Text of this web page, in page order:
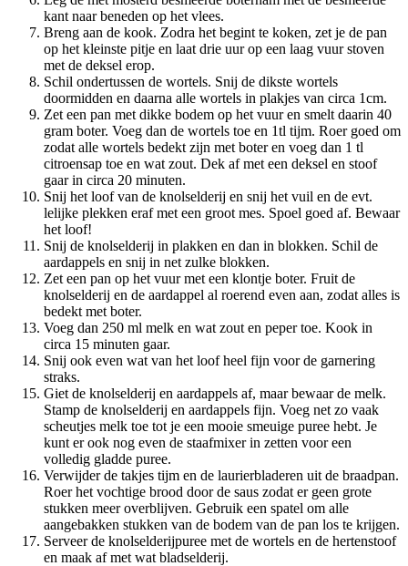
kant naar beneden op het vlees.
Breng aan de kook. Zodra het begint te koken, zet je de pan
op het kleinste pitje en laat drie uur op een laag vuur stoven
met de deksel erop.
Schil ondertussen de wortels. Snij de dikste wortels
doormidden en daarna alle wortels in plakjes van circa 1cm.
Zet een pan met dikke bodem op het vuur en smelt daarin 40
gram boter. Voeg dan de wortels toe en 1tl tijm. Roer goed om
zodat alle wortels bedekt zijn met boter en voeg dan 1 tl
citroensap toe en wat zout. Dek af met een deksel en stoof
gaar in circa 20 minuten.
Snij het loof van de knolselderij en snij het vuil en de evt.
lelijke plekken eraf met een groot mes. Spoel goed af. Bewaar
het loof!
Snij de knolselderij in plakken en dan in blokken. Schil de
aardappels en snij in net zulke blokken.
Zet een pan op het vuur met een klontje boter. Fruit de
knolselderij en de aardappel al roerend even aan, zodat alles is
bedekt met boter.
Voeg dan 250 ml melk en wat zout en peper toe. Kook in
circa 15 minuten gaar.
Snij ook even wat van het loof heel fijn voor de garnering
straks.
Giet de knolselderij en aardappels af, maar bewaar de melk.
Stamp de knolselderij en aardappels fijn. Voeg net zo vaak
scheutjes melk toe tot je een mooie smeuige puree hebt. Je
kunt er ook nog even de staafmixer in zetten voor een
volledig gladde puree.
Verwijder de takjes tijm en de laurierbladeren uit de braadpan.
Roer het vochtige brood door de saus zodat er geen grote
stukken meer overblijven. Gebruik een spatel om alle
aangebakken stukken van de bodem van de pan los te krijgen.
Serveer de knolselderijpuree met de wortels en de hertenstoof
en maak af met wat bladselderij.